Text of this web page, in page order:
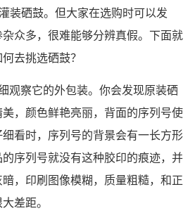
装硒鼓。但大家在选购时可以发
众多，很难能够分辨真假。下面就
去挑选硒鼓？
察它的外包装。你会发现原装硒
，颜色鲜艳亮丽，背面的序列号使
看时，序列号的背景会有一长方形
序列号就没有这种胶印的痕迹，并
，印刷图像模糊，质量粗糙，和正
差距。